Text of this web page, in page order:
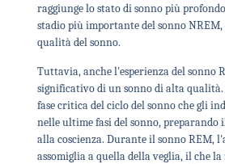
raggiunge lo stato di sonno più
stadio più importante del sonno
qualità del sonno.
Tuttavia, anche l'esperienza del sonno
significativo di un sonno di alta qualità.
fase critica del ciclo del sonno che gli
nelle ultime fasi del sonno, preparando
alla coscienza. Durante il sonno REM,
assomiglia a quella della veglia, il che la